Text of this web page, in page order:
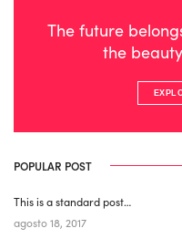
The future
the
POPULAR POST
This is a standard post…
agosto 18, 2017